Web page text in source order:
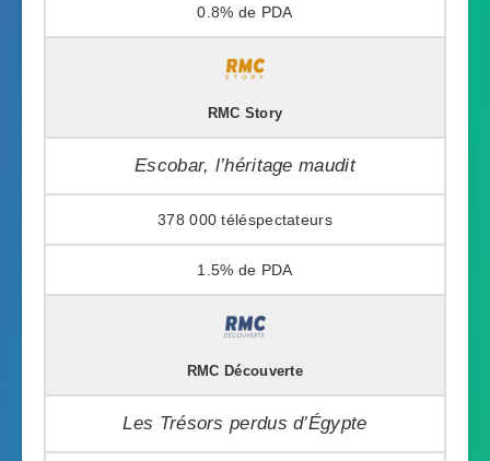
0.8%
RMC Story
Escobar, l’héritage maudit
378 000
1.5%
RMC Découverte
Les Trésors perdus d’Égypte